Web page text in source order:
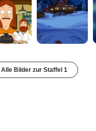
Alle Bilder zur Staffel 1